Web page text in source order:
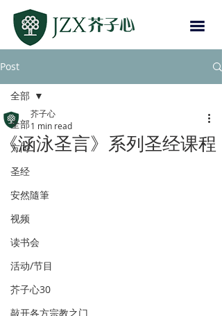
Post
全部
方向
圣经
安然隨筆
视频
读书会
活动/节目
芥子心30
敲开各方宗教之门
全部
《涵泳圣言》系列圣经课程
芥子心
1 min read